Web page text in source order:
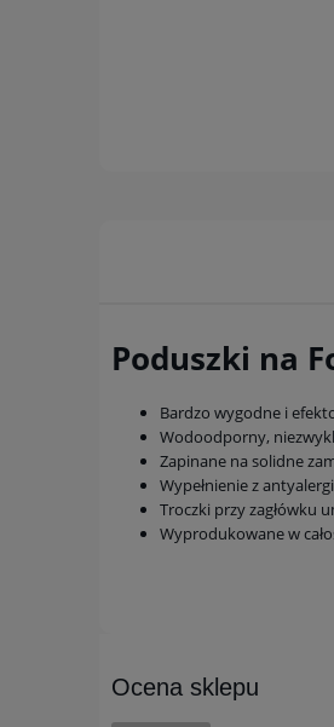
Poduszki na
Bardzo wygodne i
Wodoodporny,
Zapinane na solidne
Wypełnienie z
Troczki przy zagłówku
Wyprodukowane w
Ocena sklepu